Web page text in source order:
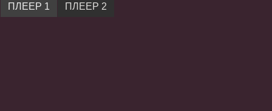
ПЛЕЕР 1 ПЛЕЕР 2